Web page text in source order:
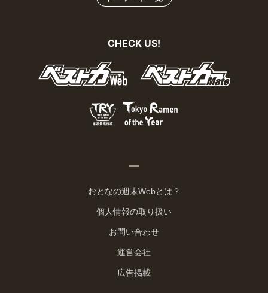
CHECK US!
おとなの週末Webとは？
個人情報の取り扱い
お問い合わせ
運営会社
広告掲載